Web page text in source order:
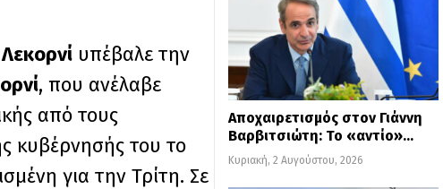
υπέβαλε την
, που ανέλαβε
από τους
κυβέρνησής του το
για την Τρίτη. Σε
Αποχαιρετισμός στον Γιάννη
Βαρβιτσιώτη: Το «αντίο»…
Κυριακή, 2 Αυγούστου, 2026